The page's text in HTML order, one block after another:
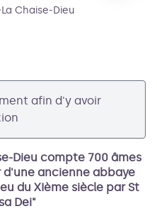
La Chaise-Dieu
afin d'y avoir
Dieu compte 700 âmes
ancienne abbaye
du XIème siècle par St
Dei"